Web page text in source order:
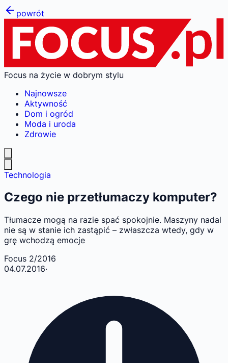
powrót
Focus na życie w dobrym stylu
Najnowsze
Aktywność
Dom i ogród
Moda i uroda
Zdrowie
Technologia
Czego nie przetłumaczy komputer?
Tłumacze mogą na razie spać spokojnie. Maszyny nadal
nie są w stanie ich zastąpić – zwłaszcza wtedy, gdy w
grę wchodzą emocje
Focus 2/2016
04.07.2016·